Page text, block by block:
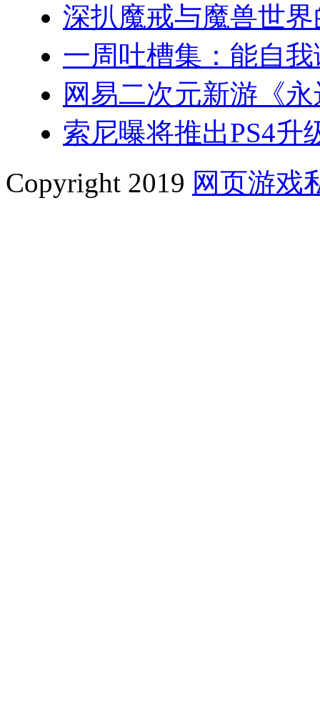
深扒魔戒与魔兽世
一周吐槽集：能自
网易二次元新游《
索尼曝将推出PS4升
Copyright 2019 网页游戏